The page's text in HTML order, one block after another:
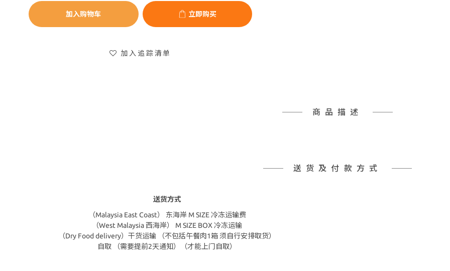
加入购物车 立即购买
加入追踪清单
商品描述
送货及付款方式
送货方式
（Malaysia East Coast） 东海岸 M SIZE 冷冻运输费
（West Malaysia 西海岸） M SIZE BOX 冷冻运输
（Dry Food delivery）干货运输 （不包括午餐肉1箱 须自行安排取货）
自取 （需要提前2天通知）（才能上门自取）